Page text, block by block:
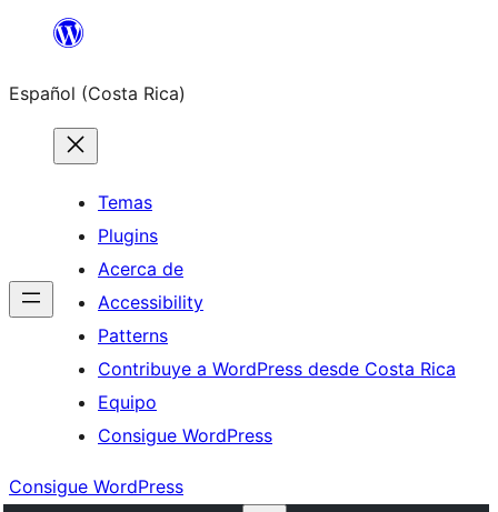
Saltar
contenido
Español (Costa Rica)
Temas
Plugins
Acerca de
Accessibility
Patterns
Contribuye a WordPress desde Costa Rica
Equipo
Consigue WordPress
Consigue WordPress